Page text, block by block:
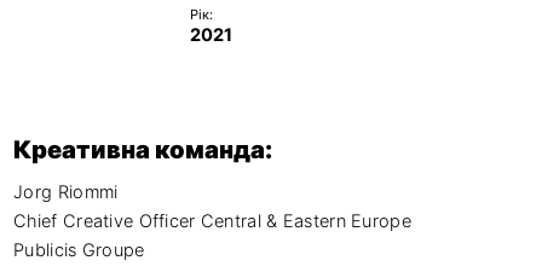
Рік:
2021
Креативна команда:
Jorg Riommi
Chief Creative Officer Central & Eastern Europe
Publicis Groupe